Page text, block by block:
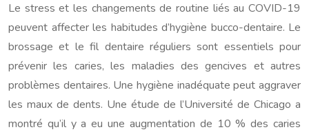
Le stress et les changements de routine liés au COVID-19
peuvent affecter les habitudes d’hygiène bucco-dentaire. Le
brossage et le fil dentaire réguliers sont essentiels pour
prévenir les caries, les maladies des gencives et autres
problèmes dentaires. Une hygiène inadéquate peut aggraver
les maux de dents. Une étude de l’Université de Chicago a
montré qu’il y a eu une augmentation de 10 % des caries